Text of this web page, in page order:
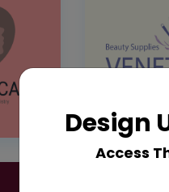
Design
Access